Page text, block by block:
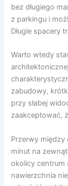
bez długiego
z parkingu i
Długie spacery
Warto wtedy
zabudowy,
przy słabej
zaakceptować,
Przerwy między
minut na
okolicy centrum
nawierzchnia